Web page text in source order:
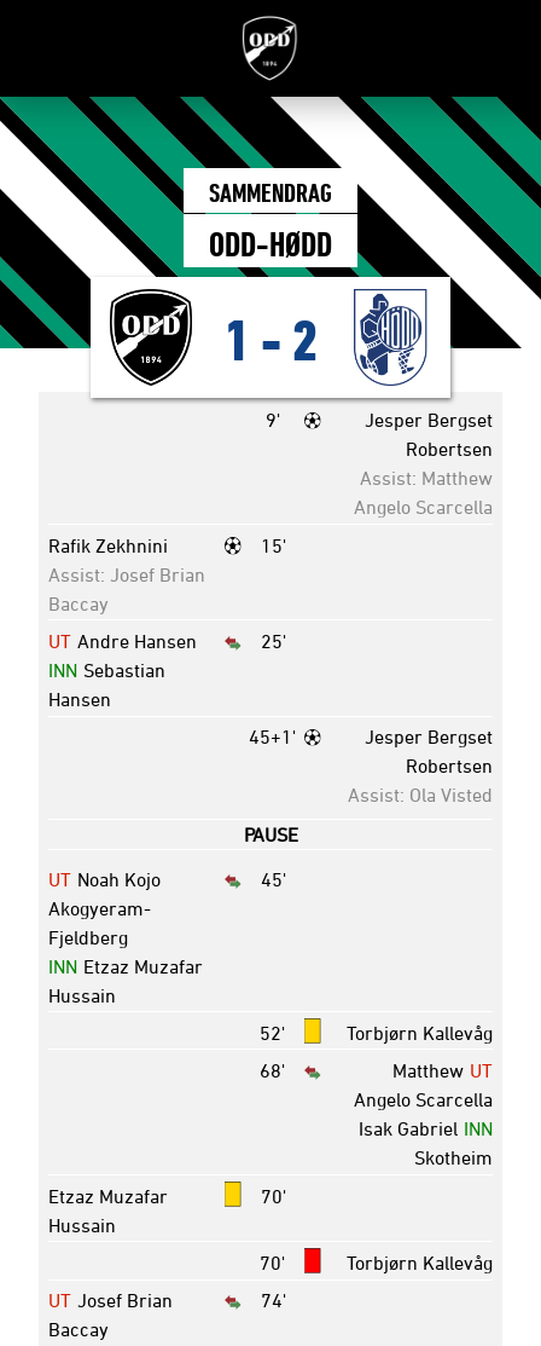
SAMMENDRAG
ODD-HØDD
1 - 2
9'
Jesper Bergset
Robertsen
Assist: Matthew
Angelo Scarcella
15'
Rafik Zekhnini
Assist: Josef Brian
Baccay
25'
UT Andre Hansen
INN Sebastian
Hansen
45+1'
Jesper Bergset
Robertsen
Assist: Ola Visted
PAUSE
45'
UT Noah Kojo
Akogyeram-
Fjeldberg
INN Etzaz Muzafar
Hussain
52'
Torbjørn Kallevåg
68'
UT
Matthew
Angelo Scarcella
INN
Isak Gabriel
Skotheim
70'
Etzaz Muzafar
Hussain
70'
Torbjørn Kallevåg
74'
UT Josef Brian
Baccay